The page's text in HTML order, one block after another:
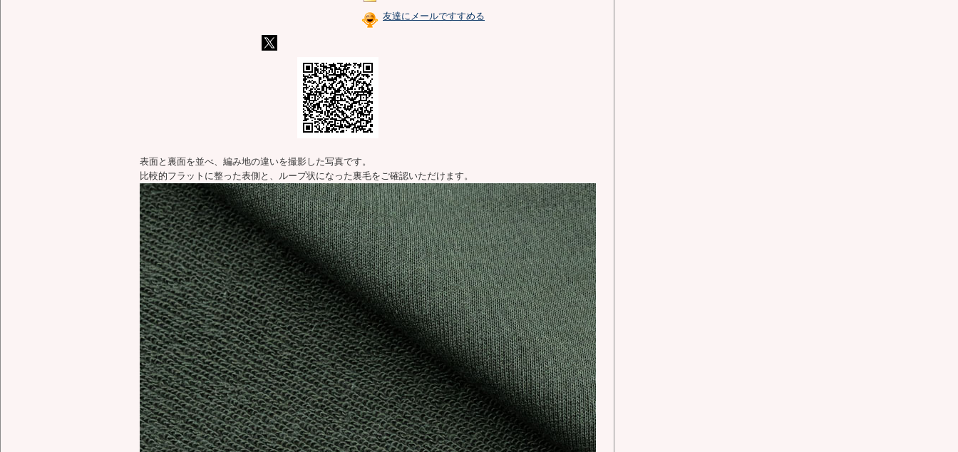
友達にメールですすめる
表面と裏面を並べ、編み地の違いを撮影した写真です。
比較的フラットに整った表側と、ループ状になった裏毛をご確認いただけます。